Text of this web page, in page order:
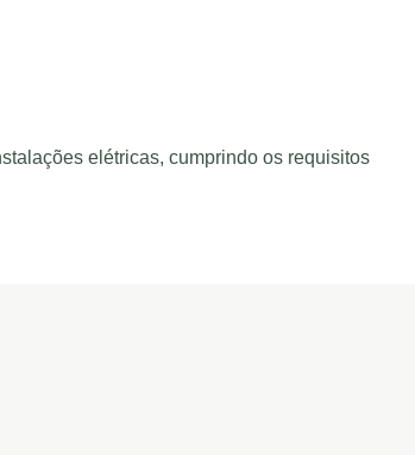
elétricas, cumprindo os requisitos